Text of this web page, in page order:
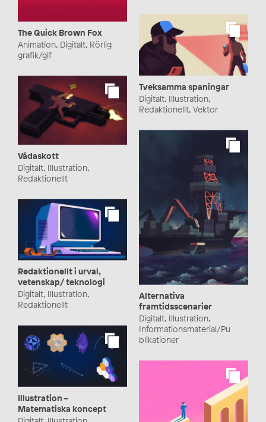
The Quick Brown Fox
Animation, Digitalt, Rörlig
grafik/gif
Tveksamma spaningar
Digitalt, Illustration,
Redaktionellt, Vektor
Vådaskott
Digitalt, Illustration,
Redaktionellt
Alternativa
framtidsscenarier
Digitalt, Illustration,
Informationsmaterial/Pu
blikationer
Redaktionellt i urval,
vetenskap/ teknologi
Digitalt, Illustration,
Redaktionellt
Illustration –
Matematiska koncept